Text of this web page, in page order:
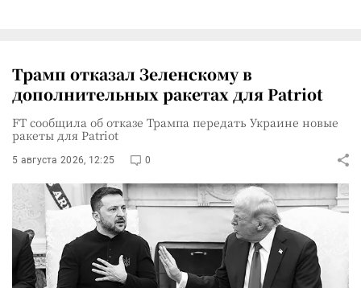
Трамп отказал Зеленскому в
дополнительных ракетах для Patriot
FT сообщила об отказе Трампа передать Украине новые
ракеты для Patriot
5 августа 2026, 12:25 0